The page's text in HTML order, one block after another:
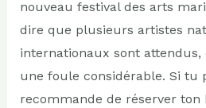
nouveau festival des arts
dire que plusieurs artistes
internationaux sont
une foule considérable. Si tu
recommande de réserver ton